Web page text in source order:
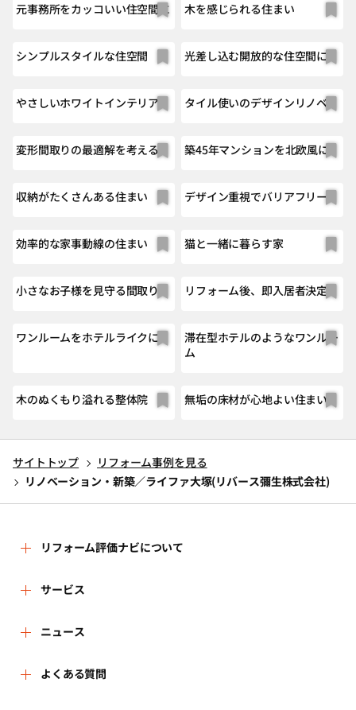
元事務所をカッコいい住空間に 木を感じられる住まい
シンプルスタイルな住空間 光差し込む開放的な住空間に
やさしいホワイトインテリア タイル使いのデザインリノベ
変形間取りの最適解を考える 築45年マンションを北欧風に
収納がたくさんある住まい デザイン重視でバリアフリー
効率的な家事動線の住まい 猫と一緒に暮らす家
小さなお子様を見守る間取り リフォーム後、即入居者決定！
ワンルームをホテルライクに
滞在型ホテルのようなワンルー
ム
木のぬくもり溢れる整体院 無垢の床材が心地よい住まい
サイトトップ
リフォーム事例を見る
リノベーション・新築／ライファ大塚(リバース彌生株式会社)
リフォーム評価ナビについて
リフォーム評価ナビとは
運営体制
はじめての方へ
サービス
リフォーム会社を探す
リフォーム事例を見る
ニュース
新着情報
よくある質問